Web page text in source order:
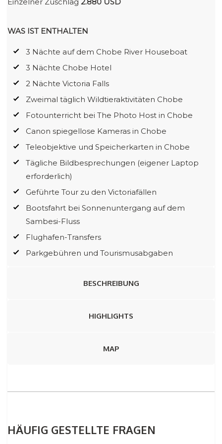
WAS IST ENTHALTEN
3 Nächte auf dem Chobe River Houseboat
3 Nächte Chobe Hotel
2 Nächte Victoria Falls
Zweimal täglich Wildtieraktivitäten Chobe
Fotounterricht bei The Photo Host in Chobe
Canon spiegellose Kameras in Chobe
Teleobjektive und Speicherkarten in Chobe
Tägliche Bildbesprechungen (eigener Laptop
erforderlich)
Geführte Tour zu den Victoriafällen
Bootsfahrt bei Sonnenuntergang auf dem
Sambesi-Fluss
Flughafen-Transfers
Parkgebühren und Tourismusabgaben
BESCHREIBUNG
HIGHLIGHTS
MAP
HÄUFIG GESTELLTE FRAGEN